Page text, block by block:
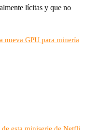
lícitas y que no
nueva GPU para minería